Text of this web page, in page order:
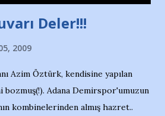
mar...
Deler!!!
2009
Azim Öztürk, kendisine yapılan
Adana Demirspor'umuzun
kombinelerinden almış hazret..